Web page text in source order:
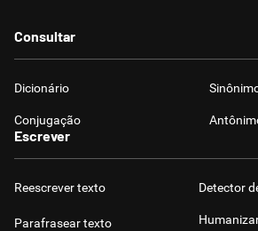
Consultar
Dicionário
Conjugação
Escrever
Reescrever texto
Parafrasear texto
Detector